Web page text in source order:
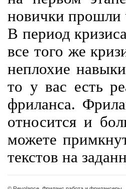
новички прошли
В период
все того же
неплохие
то у вас есть
фриланса.
относится и
можете
текстов на